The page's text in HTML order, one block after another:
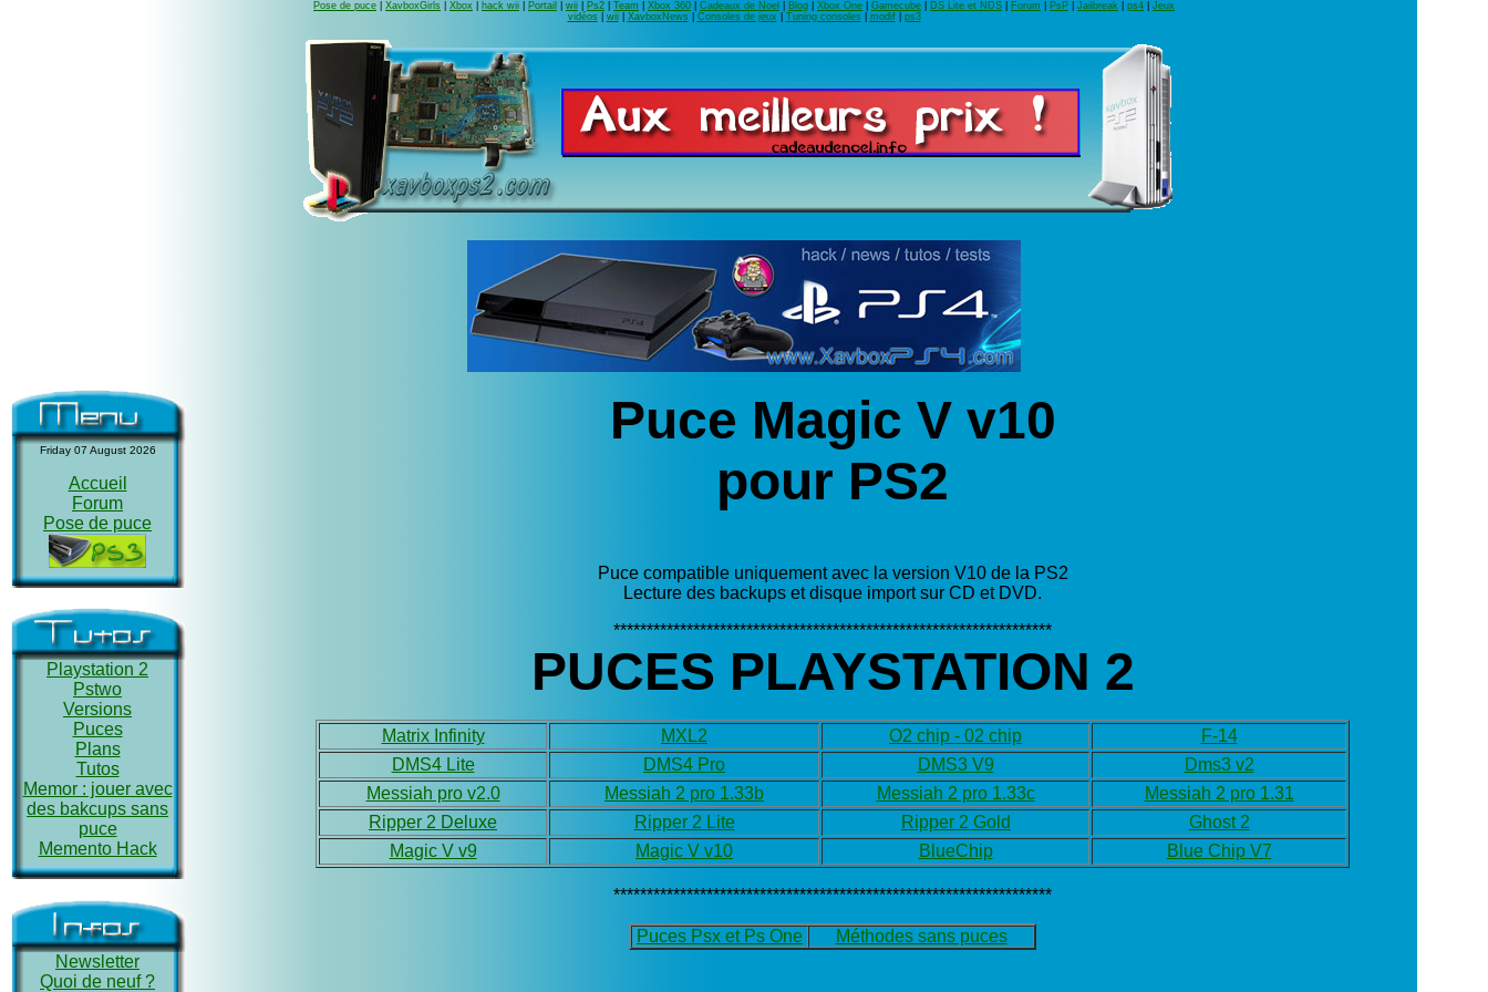
Pose de puce XavboxGirls Xbox hack wii Portail wii Ps2 Team Xbox 360 Cadeaux de Noel Blog Xbox One Gamecube DS Lite et NDS Forum PsP Jailbreak ps4
Jeux
vidéos| wii| XavboxNews| Consoles de jeux| Tuning consoles| modif| ps3
Friday 07 August 2026
Accueil
Forum
Pose de puce
Playstation 2
Pstwo
Versions
Puces
Plans
Tutos
Memor : jouer avec
des bakcups sans
puce
Memento Hack
Newsletter
Quoi de neuf ?
Puce Magic V v10
pour PS2
Puce compatible uniquement avec la version V10 de la PS2
Lecture des backups et disque import sur CD et DVD.
******************************************************************
PUCES PLAYSTATION 2
Matrix Infinity MXL2 O2 chip - 02 chip
F-14
DMS4 Lite
DMS4 Pro DMS3 V9
Dms3 v2
Messiah pro v2.0
Messiah 2 pro 1.33b Messiah 2 pro 1.33c
Messiah 2 pro 1.31
Ripper 2 Deluxe
Ripper 2 Lite Ripper 2 Gold
Ghost 2
Magic V v9
Magic V v10 BlueChip Blue Chip V7
******************************************************************
Puces Psx et Ps One Méthodes sans puces